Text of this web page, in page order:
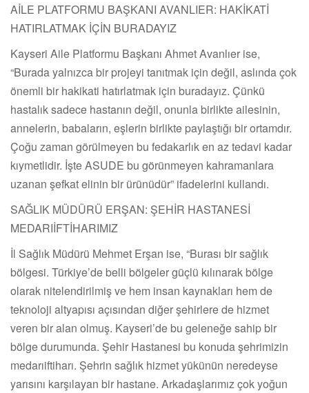
AİLE PLATFORMU BAŞKANI AVANLIER: HAKİKATİ
HATIRLATMAK İÇİN BURADAYIZ
Kayseri Aile Platformu Başkanı Ahmet Avanlıer ise,
“Burada yalnızca bir projeyi tanıtmak için değil, aslında çok
önemli bir hakikati hatırlatmak için buradayız. Çünkü
hastalık sadece hastanın değil, onunla birlikte ailesinin,
annelerin, babaların, eşlerin birlikte paylaştığı bir ortamdır.
Çoğu zaman görülmeyen bu fedakarlık en az tedavi kadar
kıymetlidir. İşte ASUDE bu görünmeyen kahramanlara
uzanan şefkat elinin bir ürünüdür” ifadelerini kullandı.
SAĞLIK MÜDÜRÜ ERŞAN: ŞEHİR HASTANESİ
MEDARIİFTİHARIMIZ
İl Sağlık Müdürü Mehmet Erşan ise, “Burası bir sağlık
bölgesi. Türkiye’de belli bölgeler güçlü kılınarak bölge
olarak nitelendirilmiş ve hem insan kaynakları hem de
teknoloji altyapısı açısından diğer şehirlere de hizmet
veren bir alan olmuş. Kayseri’de bu geleneğe sahip bir
bölge durumunda. Şehir Hastanesi bu konuda şehrimizin
medarıiftiharı. Şehrin sağlık hizmet yükünün neredeyse
yarısını karşılayan bir hastane. Arkadaşlarımız çok yoğun